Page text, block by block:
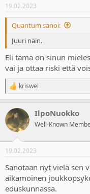
s
:
19.02.2023
Quantum sanoi:
Juuri näin.
Eli tämä on sinun
vai ja ottaa riski että
R
e
c
t
i
s
kriswel
IlpoNuokko
Well-Known
19.02.2023
Sanotaan nyt vielä sen
aikamoinen
eduskunnassa.